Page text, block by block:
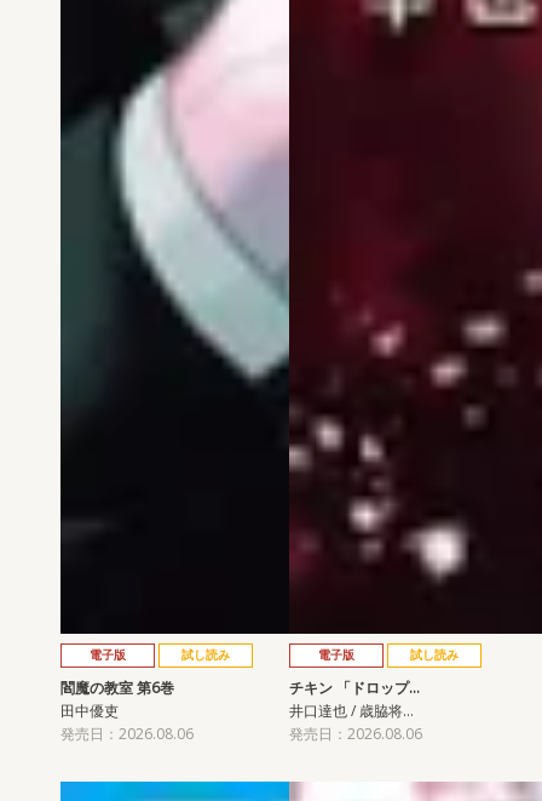
電子版 試し読み
閻魔の教室 第6巻
田中優吏
発売日：2026.08.06
電子版 試し読み
チキン 「ドロップ…
井口達也 / 歳脇将…
発売日：2026.08.06